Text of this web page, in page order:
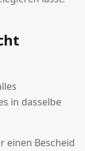
in dasselbe
einen Bescheid